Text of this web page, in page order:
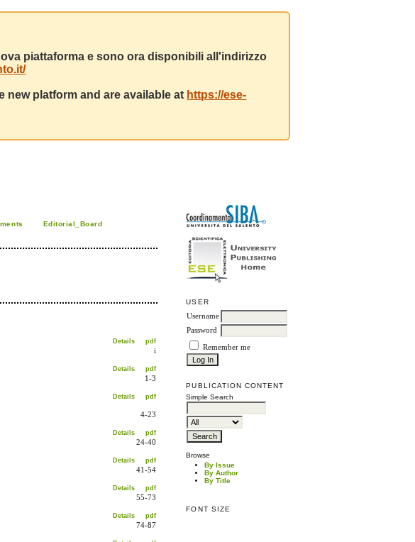
piattaforma e sono ora disponibili all'indirizzo
new platform and are available at https://ese-
USER
Username
Password
Remember me
PUBLICATION CONTENT
Simple Search
Browse
By Issue
By Author
By Title
FONT SIZE
Editorial_Board
Details pdf
i
Details pdf
1-3
Details pdf
4-23
Details pdf
24-40
Details pdf
41-54
Details pdf
55-73
Details pdf
74-87